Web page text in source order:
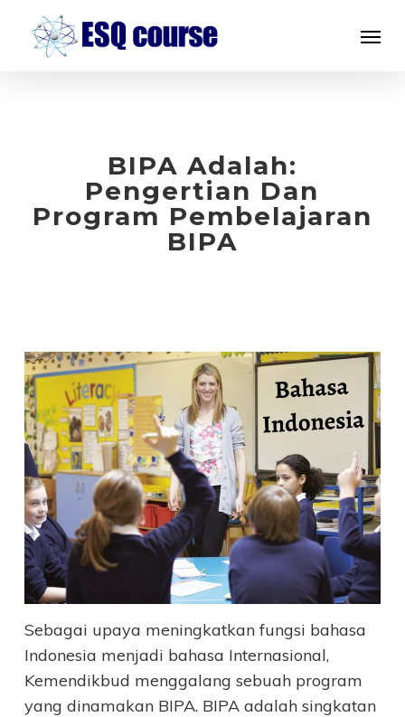
BIPA Adalah:
Pengertian Dan
Program Pembelajaran
BIPA
Sebagai upaya meningkatkan fungsi bahasa
Indonesia menjadi bahasa Internasional,
Kemendikbud menggalang sebuah program
yang dinamakan BIPA. BIPA adalah singkatan